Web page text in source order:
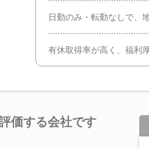
日勤のみ・転勤なしで、
有休取得率が高く、福利
価する会社です